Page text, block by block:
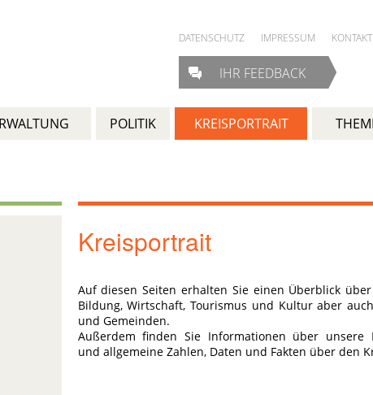
DATENSCHUTZ IMPRESSUM KONTAKT
IHR FEEDBACK
POLITIK KREISPORTRAIT
Kreisportrait
Auf diesen Seiten erhalten Sie einen Überblick
Bildung, Wirtschaft, Tourismus und Kultur aber
und Gemeinden.
Außerdem finden Sie Informationen über unsere
und allgemeine Zahlen, Daten und Fakten über den